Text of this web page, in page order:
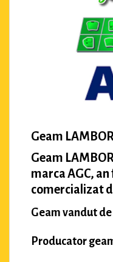
Geam
Geam
marca AGC,
comercializat
Geam vandut de
Producator